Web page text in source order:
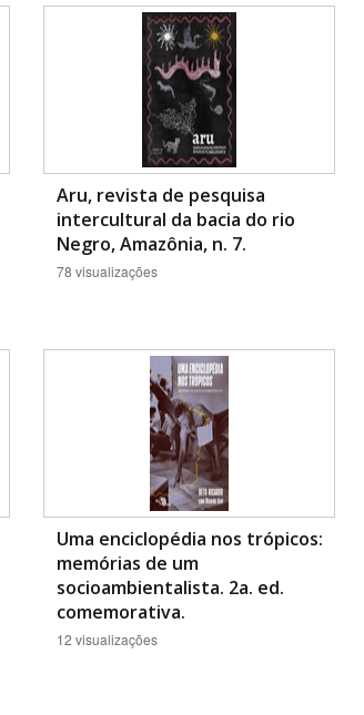
Aru, revista de pesquisa
intercultural da bacia do rio
Negro, Amazônia, n. 7.
78 visualizações
Uma enciclopédia nos trópicos:
memórias de um
socioambientalista. 2a. ed.
comemorativa.
12 visualizações